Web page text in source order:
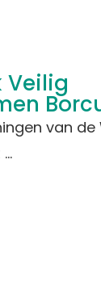
Veilig
van de